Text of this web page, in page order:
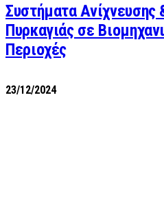
Συστήματα Ανίχνευσης
Πυρκαγιάς σε
Περιοχές
23/12/2024